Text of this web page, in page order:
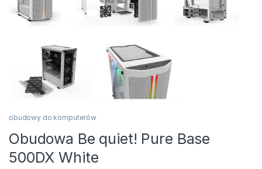
obudowy do komputerów
Obudowa Be quiet! Pure Base
500DX White